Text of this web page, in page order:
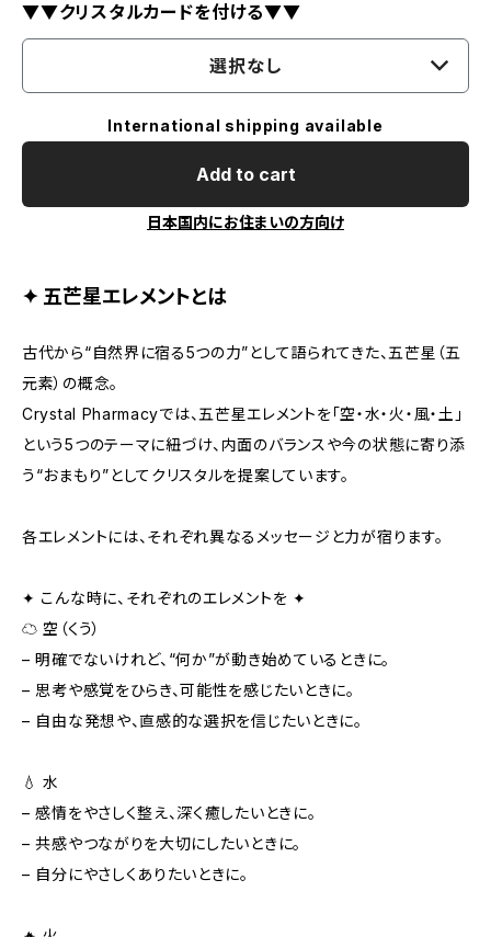
▼▼クリスタルカードを付ける▼▼
選択なし
International shipping available
Add to cart
日本国内にお住まいの方向け
✦ 五芒星エレメントとは
古代から“自然界に宿る5つの力”として語られてきた、五芒星（五
元素）の概念。
Crystal Pharmacyでは、五芒星エレメントを「空・水・火・風・土」
という5つのテーマに紐づけ、内面のバランスや今の状態に寄り添
う“おまもり”としてクリスタルを提案しています。
各エレメントには、それぞれ異なるメッセージと力が宿ります。
✦ こんな時に、それぞれのエレメントを ✦
☁️ 空（くう）
– 明確でないけれど、“何か”が動き始めているときに。
– 思考や感覚をひらき、可能性を感じたいときに。
– 自由な発想や、直感的な選択を信じたいときに。
💧 水
– 感情をやさしく整え、深く癒したいときに。
– 共感やつながりを大切にしたいときに。
– 自分にやさしくありたいときに。